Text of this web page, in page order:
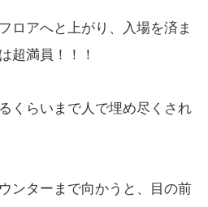
ロアへと上がり、入場を済ま
超満員！！！
くらいまで人で埋め尽くされ
ンターまで向かうと、目の前